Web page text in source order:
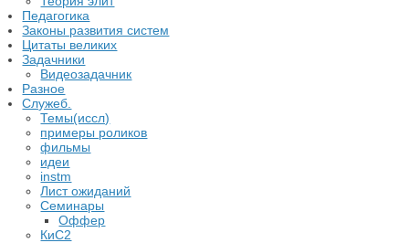
​Педагогика
Законы развития систем
Цитаты великих
Задачники
Видеозадачник
Разное
Служеб.
Темы(иссл)
примеры роликов
фильмы
идеи
instm
Лист ожиданий
Семинары
Оффер
КиС2